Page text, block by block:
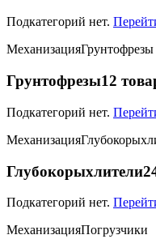
Подкатегорий нет.
МеханизацияГрунтофрезы
Грунтофрезы12
Подкатегорий нет.
Механизация
Глубокорыхлители
Подкатегорий нет.
МеханизацияПогрузчики